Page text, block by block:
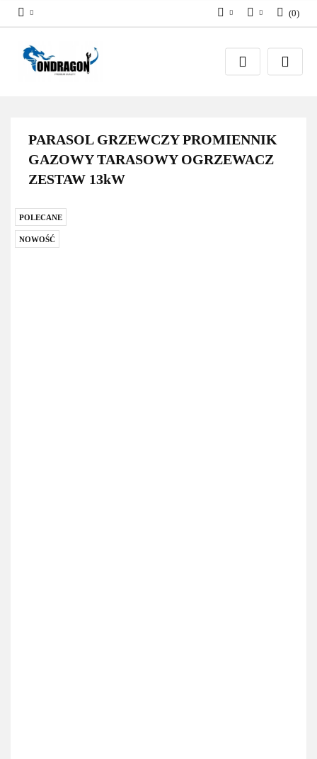
PLNZaloguj się
Załóż konto
(0)
PARASOL GRZEWCZY PROMIENNIK
GAZOWY TARASOWY OGRZEWACZ
ZESTAW 13kW
POLECANE
NOWOŚĆ